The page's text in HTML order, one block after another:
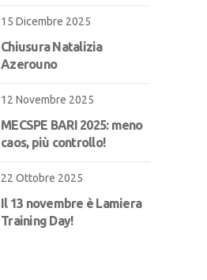
15 Dicembre 2025
Chiusura Natalizia
Azerouno
12 Novembre 2025
MECSPE BARI 2025: meno
caos, più controllo!
22 Ottobre 2025
Il 13 novembre è Lamiera
Training Day!